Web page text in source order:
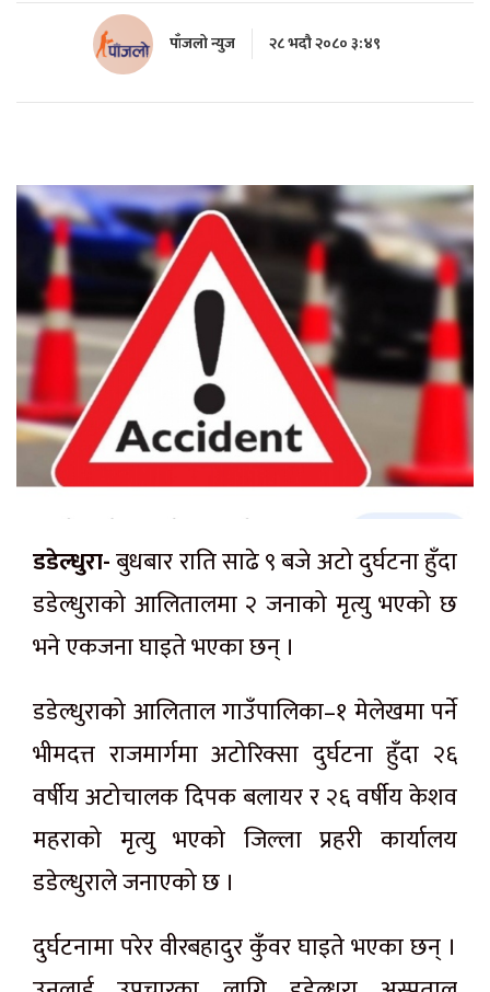
पाँजलो न्युज २८ भदौ २०८० ३:४९
डडेल्धुरा-बुधबार राति साढे ९ बजे अटो दुर्घटना हुँदा
डडेल्धुराको आलितालमा २ जनाको मृत्यु भएको छ
भने एकजना घाइते भएका छन् ।
डडेल्धुराको आलिताल गाउँपालिका–१ मेलेखमा पर्ने
भीमदत्त राजमार्गमा अटोरिक्सा दुर्घटना हुँदा २६
वर्षीय अटोचालक दिपक बलायर र २६ वर्षीय केशव
महराको मृत्यु भएको जिल्ला प्रहरी कार्यालय
डडेल्धुराले जनाएको छ ।
दुर्घटनामा परेर वीरबहादुर कुँवर घाइते भएका छन् ।